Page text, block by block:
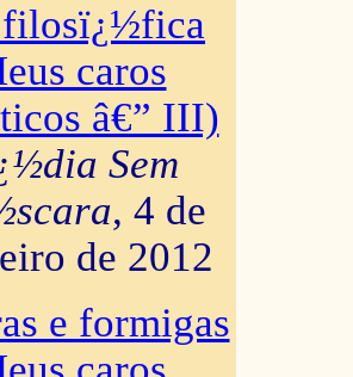
filosï¿½fica
caros
â€” III)
Sem
, 4 de
de 2012
e formigas